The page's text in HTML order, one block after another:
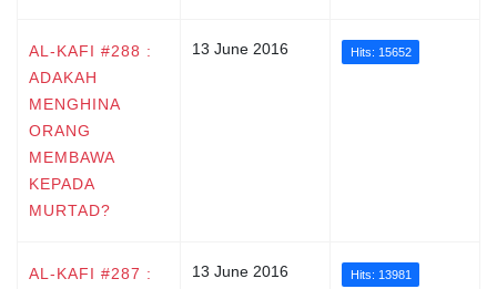
AL-KAFI #288 :
ADAKAH
MENGHINA
ORANG
MEMBAWA
KEPADA
MURTAD?
13 June 2016 Hits: 15652
AL-KAFI #287 :
13 June 2016 Hits: 13981